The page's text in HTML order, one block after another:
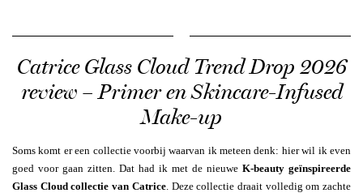
Catrice Glass Cloud Trend Drop 2026
review – Primer en Skincare-Infused
Make-up
Soms komt er een collectie voorbij waarvan ik meteen denk: hier wil ik even
goed voor gaan zitten. Dat had ik met de nieuwe K-beauty geïnspireerde
Glass Cloud collectie van Catrice. Deze collectie draait volledig om zachte